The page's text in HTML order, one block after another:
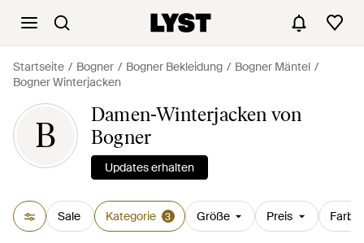
Startseite Bogner Bogner Bekleidung
Bogner Mäntel
Bogner Winterjacken
B
Damen-Winterjacken von
Bogner
Updates erhalten
Sale Kategorie 3 Größe Preis Farbe